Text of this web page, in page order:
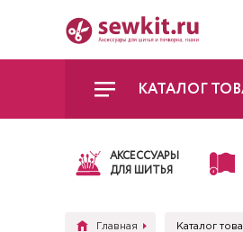
КАТАЛОГ
АКСЕССУАРЫ
ДЛЯ ШИТЬЯ
Главная Каталог